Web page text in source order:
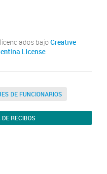
bajo Creative
License
DE FUNCIONARIOS
RECIBOS